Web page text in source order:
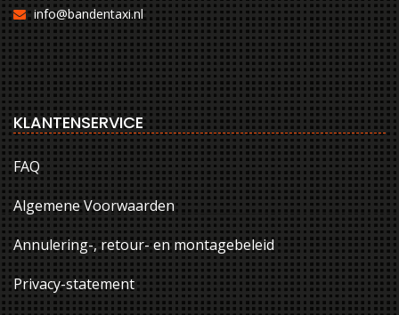
info@bandentaxi.nl
KLANTENSERVICE
FAQ
Algemene Voorwaarden
Annulering-, retour- en montagebeleid
Privacy-statement